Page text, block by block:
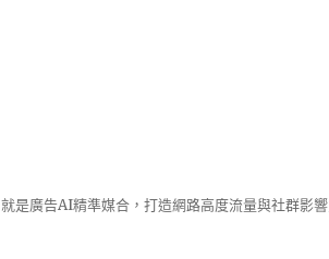
就是廣告AI精準媒合，打造網路高度流量與社群影